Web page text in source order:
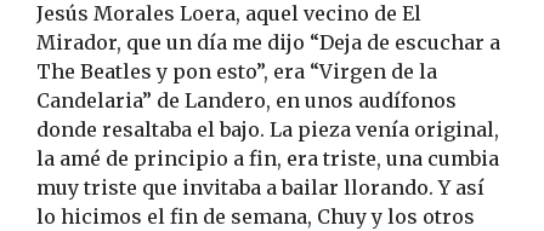
Jesús Morales Loera, aquel vecino de El
Mirador, que un día me dijo “Deja de escuchar a
The Beatles y pon esto”, era “Virgen de la
Candelaria” de Landero, en unos audífonos
donde resaltaba el bajo. La pieza venía original,
la amé de principio a fin, era triste, una cumbia
muy triste que invitaba a bailar llorando. Y así
lo hicimos el fin de semana, Chuy y los otros